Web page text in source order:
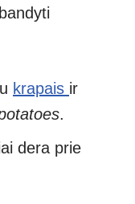
krapais ir
.
dera prie